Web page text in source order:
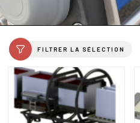
FILTRER LA SÉLECTION